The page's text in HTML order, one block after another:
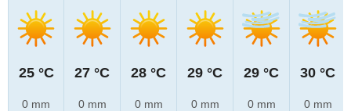
25 °C
0 mm
27 °C
0 mm
28 °C
0 mm
29 °C
0 mm
29 °C
0 mm
30 °C
0 mm